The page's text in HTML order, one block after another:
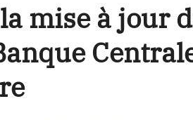
mise à jour